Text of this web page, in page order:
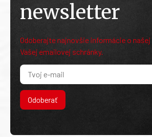
newsletter
Odoberajte najnovšie informácie o
Vašej emailovej schránky.
Odoberať